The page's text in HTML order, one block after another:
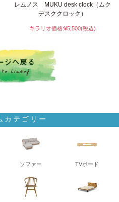
レムノス MUKU desk clock（ムク
デスククロック）
キラリオ価格:¥5,500(税込)
カテゴリー
ソファー TVボード